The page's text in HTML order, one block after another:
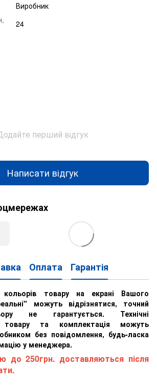
Виробник
24
перший відгук
Написати відгук
Оплата Гарантія
кольорів товару на екрані Вашого
можуть відрізнятися, точний
не гарантується. Технічні
товару та комплектація можуть
без повідомлення, будь-ласка
у менеджера.
до 250грн. доставляються після